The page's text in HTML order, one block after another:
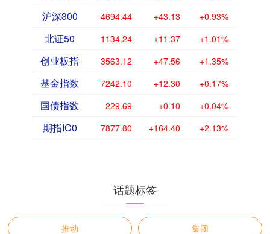
沪深300 4694.44 +43.13 +0.93%
北证50 1134.24 +11.37 +1.01%
创业板指 3563.12 +47.56 +1.35%
基金指数 7242.10 +12.30 +0.17%
国债指数 229.69 +0.10 +0.04%
期指IC0 7877.80 +164.40 +2.13%
话题标签
推动 集团